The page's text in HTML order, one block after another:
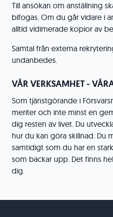
Till ansökan om anställning
bifogas. Om du går vidare i
alltid vidimerade kopior av
Samtal från externa
undanbedes.
VÅR VERKSAMHET -
Som tjänstgörande i
meriter och inte minst en
dig resten av livet. Du
hur du kan göra skillnad. Du
samtidigt som du har en
som backar upp. Det finns
dig.